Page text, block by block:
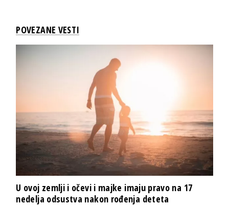
POVEZANE VESTI
U ovoj zemlji i očevi i majke imaju pravo na 17
nedelja odsustva nakon rođenja deteta